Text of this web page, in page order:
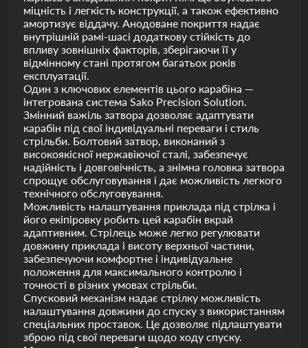
міцність і легкість конструкції, а також ефективно
амортизує віддачу. Анодоване покриття надає
внутрішній рамі-шасі додаткову стійкість до
впливу зовнішніх факторів, зберігаючи її у
відмінному стані протягом багатьох років
експлуатації.
Один з ключових елементів цього карабіна —
інтегрована система Sako Precision Solution.
Змінний важіль затвора дозволяє адаптувати
карабін під свої індивідуальні переваги і стиль
стрільби. Болтовий затвор, виконаний з
високоякісної нержавіючої сталі, забезпечує
надійність і довговічність, а знімна головка затвора
спрощує обслуговування і дає можливість легкого
технічного обслуговування.
Можливість налаштування приклада під стрілка і
його екіпіровку робить цей карабін вкрай
адаптивним. Стрілець може легко регулювати
довжину приклада і висоту верхньої частини,
забезпечуючи комфортне і індивідуальне
положення для максимального контролю і
точності в різних умовах стрільби.
Спусковий механізм надає стрілку можливість
налаштування довжини до спуску з використанням
спеціальних проставок. Це дозволяє підлаштувати
зброю під свої переваги щодо ходу спуску.